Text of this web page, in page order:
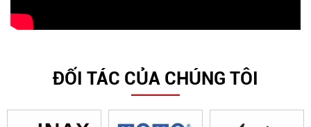
ĐỐI TÁC CỦA CHÚNG TÔI